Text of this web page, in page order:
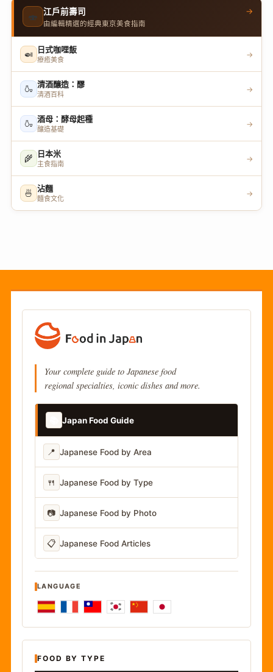
🍣 江戶前壽司
由編輯精選的經典東京美食指南
→
🍛 日式咖哩飯
療癒美食
→
🍶 清酒釀造：醪
清酒百科
→
🍶 酒母：酵母起種
釀造基礎
→
🌾 日本米
主食指南
→
🍜 沾麵
麵食文化
→
Your complete guide to Japanese food
regional specialties, iconic dishes and more.
Japan Food Guide
📍 Japanese Food by Area
🍴 Japanese Food by Type
📷 Japanese Food by Photo
📋 Japanese Food Articles
LANGUAGE
FOOD BY TYPE